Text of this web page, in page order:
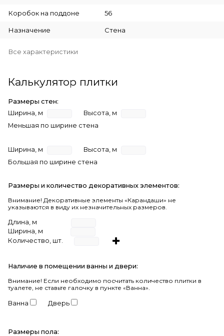
Коробок на поддоне 56
Назначение Стена
Все характеристики
Калькулятор плитки
Размеры стен:
Ширина, м
Высота, м
Меньшая по ширине стена
Ширина, м
Высота, м
Большая по ширине стена
Размеры и количество декоративных элементов:
Внимание! Декоративные элементы «Карандаши» не
указываются в виду их незначительных размеров.
Длина, м
Ширина, м
Количество, шт.
Наличие в помещении ванны и двери:
Внимание! Если необходимо посчитать количество плитки в
туалете, не ставьте галочку в пункте «Ванна».
Ванна Дверь
Размеры пола: